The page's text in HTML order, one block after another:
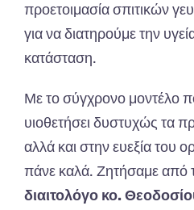
προετοιμασία σπιτικών
για να διατηρούμε την
κατάσταση.
Με το σύγχρονο μοντέλο
υιοθετήσει δυστυχώς τα
αλλά και στην ευεξία του
πάνε καλά. Ζητήσαμε από
διαιτολόγο κο.